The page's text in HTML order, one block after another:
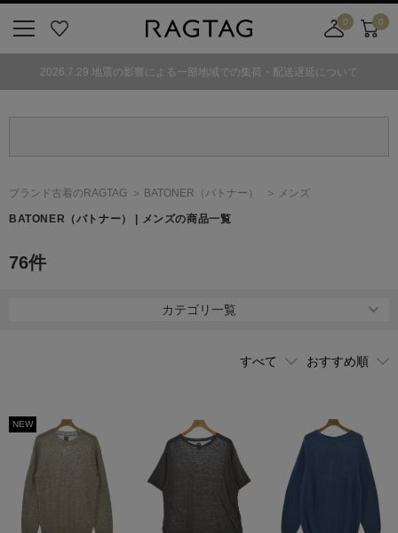
気
0
舗
カ
0
2026.7.29 地震の影響による一部地域での集荷・配送遅延について
ブランド古着のRAGTAG BATONER （バトナー） メンズ
BATONER （バトナー） | メンズの商品一覧
76件
カテゴリ一覧
NEW